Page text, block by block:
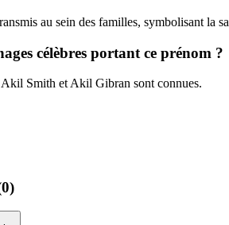
au sein des familles, symbolisant la
célèbres portant ce prénom ?
Smith et Akil Gibran sont connues.
0)